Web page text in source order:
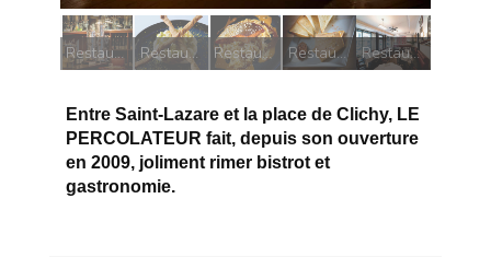
Restaurant Le Percolateur la salle
Restaurant Le Percolateur foie gras
Restaurant Le Percolateur Dos de saumon
Restaurant Le Percolateur tarte citron yuzu
Restaurant Le Percolateur un percolateur
Entre Saint-Lazare et la place de Clichy, LE
PERCOLATEUR fait, depuis son ouverture
en 2009, joliment rimer bistrot et
gastronomie.